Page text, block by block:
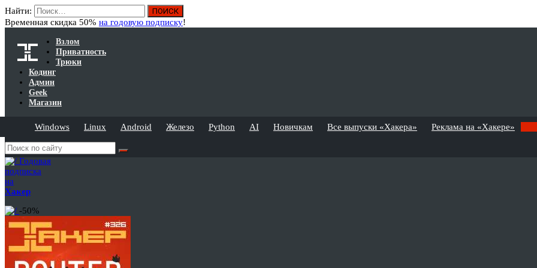
Найти:
Временная скидка 50% на годовую подписку!
Взлом
Приватность
Трюки
Кодинг
Админ
Geek
Магазин
Windows Linux Android Железо Python AI Новичкам Все выпуски «Хакера» Реклама на «Хакере»
Годовая
подписка
на
Хакер
-50%